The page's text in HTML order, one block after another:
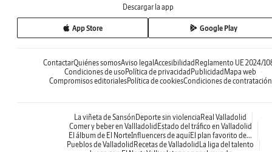
Descargar la app
App Store Google Play
ContactarQuiénes somosAviso legal Accesibilidad Reglamento UE 2024/
Condiciones de uso Política de privacidad Publicidad Mapa web
Compromisos editorialesPolítica de cookiesCondiciones de contratación
La viñeta de Sansón Deporte sin violencia Real Valladolid
Comer y beber en Vallladolid Estado del tráfico en Valladolid
El álbum de El NorteInfluencers de aquíEl plan favorito de...
Pueblos de Valladolid Recetas de Valladolid La liga del talento